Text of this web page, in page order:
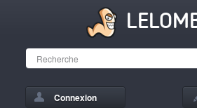
Connexion